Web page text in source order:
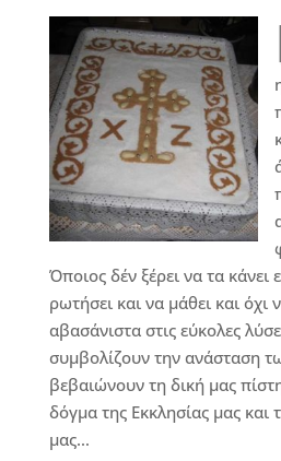
Όποιος δέν ξέρει να τα κάνει
ρωτήσει και να μάθει και όχι
αβασάνιστα στις εύκολες
συμβολίζουν την ανάσταση
βεβαιώνουν τη δική μας
δόγμα της Εκκλησίας μας
μας…